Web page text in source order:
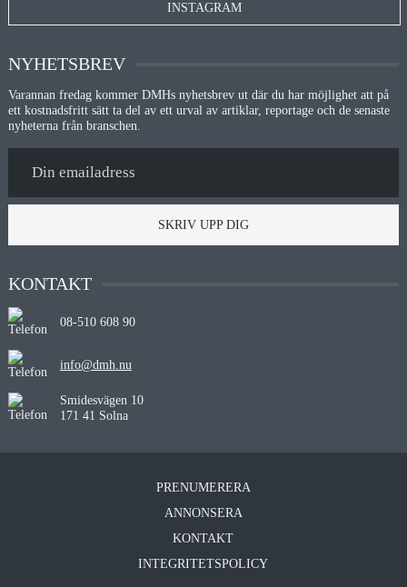
INSTAGRAM
NYHETSBREV
Varannan fredag kommer DMHs nyhetsbrev ut där du har möjlighet att på
ett kostnadsfritt sätt ta del av ett urval av artiklar, reportage och de senaste
nyheterna från branschen.
SKRIV UPP DIG
KONTAKT
08-510 608 90
info@dmh.nu
Smidesvägen 10
171 41 Solna
PRENUMERERA
ANNONSERA
KONTAKT
INTEGRITETSPOLICY